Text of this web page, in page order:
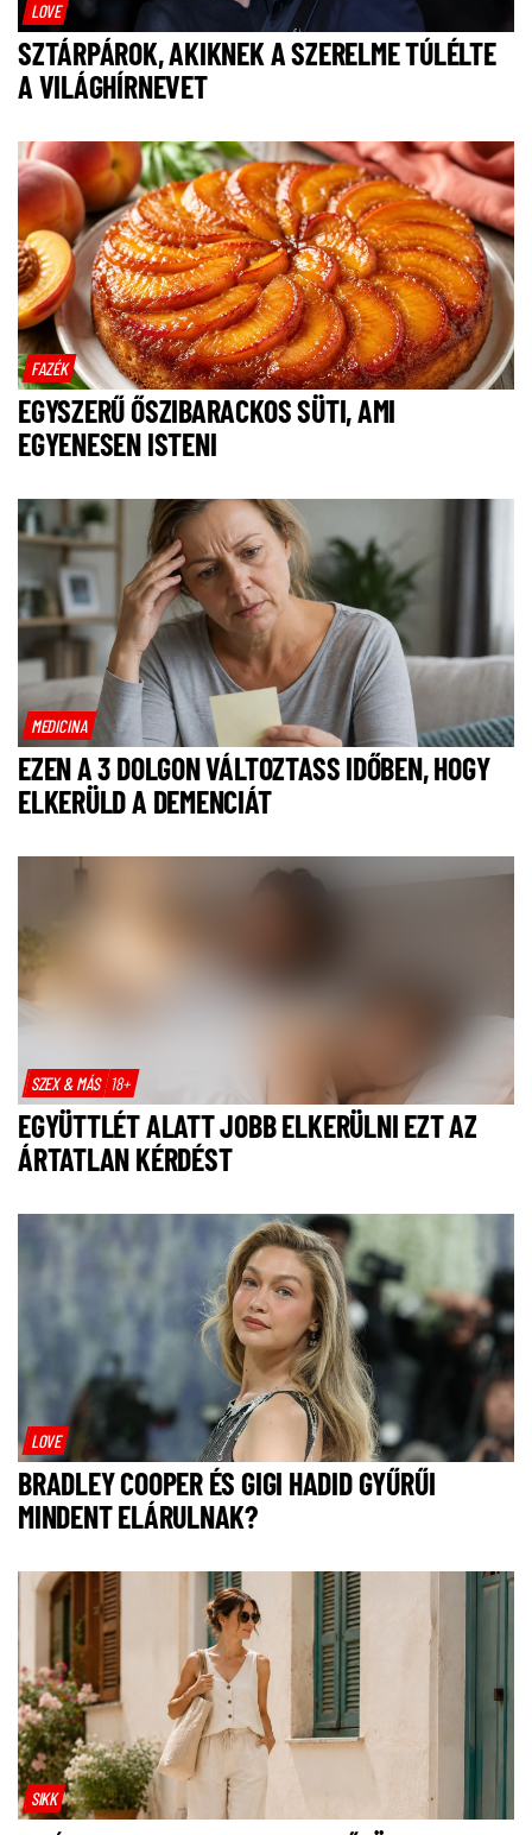
LOVE
SZTÁRPÁROK, AKIKNEK A SZERELME TÚLÉLTE
A VILÁGHÍRNEVET
FAZÉK
EGYSZERŰ ŐSZIBARACKOS SÜTI, AMI
EGYENESEN ISTENI
MEDICINA
EZEN A 3 DOLGON VÁLTOZTASS IDŐBEN, HOGY
ELKERÜLD A DEMENCIÁT
SZEX & MÁS 18+
EGYÜTTLÉT ALATT JOBB ELKERÜLNI EZT AZ
ÁRTATLAN KÉRDÉST
LOVE
BRADLEY COOPER ÉS GIGI HADID GYŰRŰI
MINDENT ELÁRULNAK?
SIKK